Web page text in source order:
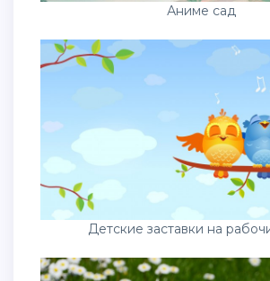
Аниме сад
Детские заставки на